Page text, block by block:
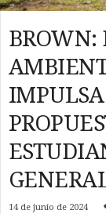
BROWN:
14 de junio de 2024